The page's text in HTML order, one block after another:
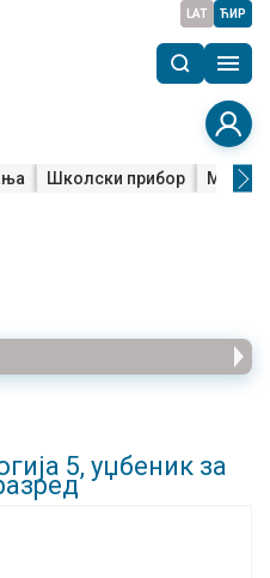
LAT ЋИР
Школски прибор Мала
5, уџбеник за